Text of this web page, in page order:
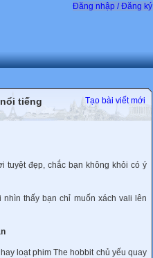
Đăng nhập / Đăng ký
Tạo bài viết mới
tiếng
tuyệt đẹp, chắc bạn không khỏi có ý
thấy bạn chỉ muốn xách vali lên
loạt phim The hobbit chủ yếu quay